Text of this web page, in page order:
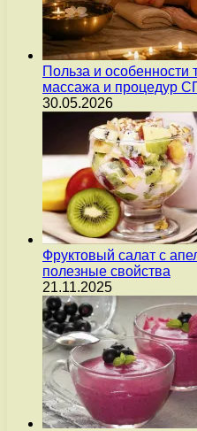
Польза и особенности
массажа и процедур
30.05.2026
Фруктовый салат с
полезные свойства
21.11.2025